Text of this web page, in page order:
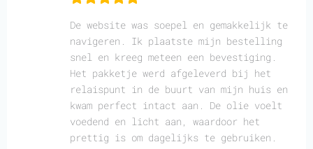
De website was soepel en gemakkelijk te
navigeren. Ik plaatste mijn bestelling
snel en kreeg meteen een bevestiging.
Het pakketje werd afgeleverd bij het
relaispunt in de buurt van mijn huis en
kwam perfect intact aan. De olie voelt
voedend en licht aan, waardoor het
prettig is om dagelijks te gebruiken.